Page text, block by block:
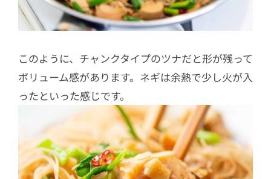
このように、チャンクタイプのツナだと形が残って
ボリューム感があります。ネギは余熱で少し火が入
ったといった感じです。